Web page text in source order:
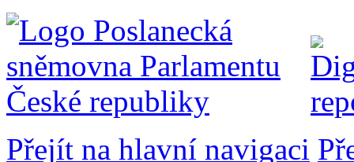
Přejít na hlavní navigaci